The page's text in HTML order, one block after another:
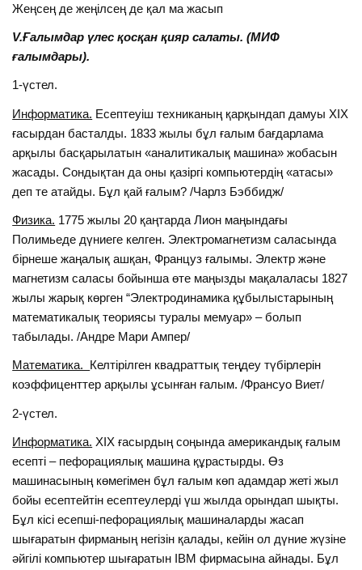
Жеңсең де жеңілсең де қал ма жасып
V.Ғалымдар үлес қосқан қияр салаты. (МИФ
ғалымдары).
1-үстел.
Информатика. Есептеуіш техниканың қарқындап дамуы ХІХ
ғасырдан басталды. 1833 жылы бұл ғалым бағдарлама
арқылы басқарылатын «аналитикалық машина» жобасын
жасады. Сондықтан да оны қазіргі компьютердің «атасы»
деп те атайды. Бұл қай ғалым? /Чарлз Бэббидж/
Физика. 1775 жылы 20 қаңтарда Лион маңындағы
Полимьеде дүниеге келген. Электромагнетизм саласында
бiрнеше жаңалық ашқан, Француз ғалымы. Электр және
магнетизм саласы бойынша өте маңызды мақалаласы 1827
жылы жарық көрген “Электродинамика құбылыстарының
математикалық теориясы туралы мемуар» – болып
табылады. /Андре Мари Ампер/
Математика.
Келтірілген квадраттық теңдеу түбірлерін
коэффиценттер арқылы ұсынған ғалым. /Франсуо Виет/
2-үстел.
Информатика. ХІХ ғасырдың соңында американдық ғалым
есепті – пефорациялық машина құрастырды. Өз
машинасының көмегімен бұл ғалым көп адамдар жеті жыл
бойы есептейтін есептеулерді үш жылда орындап шықты.
Бұл кісі есепші-пефорациялық машиналарды жасап
шығаратын фирманың негізін қалады, кейін ол дүние жүзіне
әйгілі компьютер шығаратын IBM фирмасына айнады. Бұл